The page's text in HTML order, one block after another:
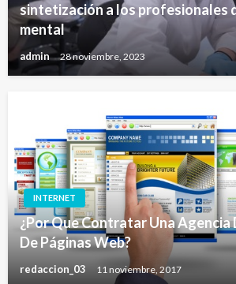
sintetización a los profesionales
mental
admin 28 noviembre, 2023
INTERNET
¿Por Que Contratar Una Agencia
De Páginas Web?
redaccion_03 11 noviembre, 2017